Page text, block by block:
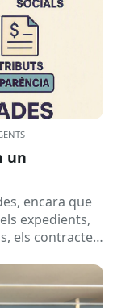
un
encara que
expedients,
els contractes,